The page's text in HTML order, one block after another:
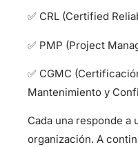
✅ CRL (Certified
✅ PMP (Project
✅ CGMC
Mantenimiento y
Cada una responde a
organización. A